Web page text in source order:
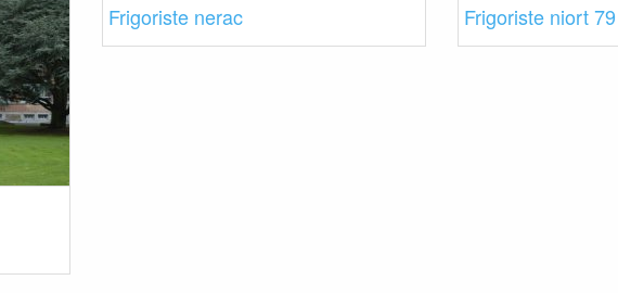
Frigoriste nerac Frigoriste niort 79